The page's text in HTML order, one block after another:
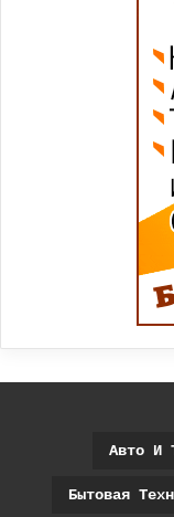
Авто И
Бытовая